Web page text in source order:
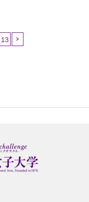
13